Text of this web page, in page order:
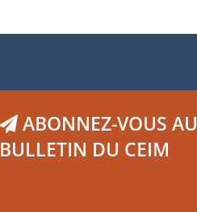
ABONNEZ-VOUS AU
BULLETIN DU CEIM